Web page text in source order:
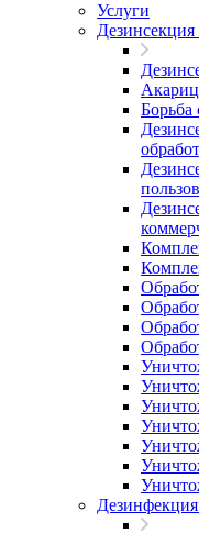
Услуги
Дезинсекция
Борьба
Дезинфекция